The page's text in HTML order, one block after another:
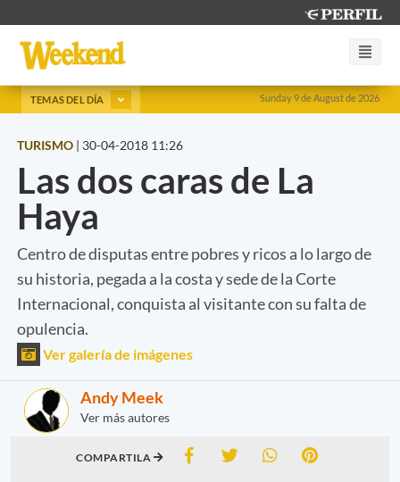
Sunday 9 de August de 2026
TEMAS DEL DÍA
TURISMO | 30-04-2018 11:26
Las dos caras de La
Haya
Centro de disputas entre pobres y ricos a lo largo de
su historia, pegada a la costa y sede de la Corte
Internacional, conquista al visitante con su falta de
opulencia.
Ver galería de imágenes
Andy Meek
Ver más autores
COMPARTILA